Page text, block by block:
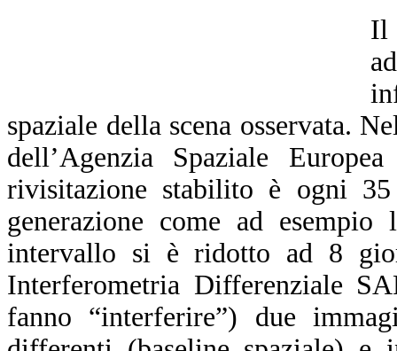
Il
spaziale della scena osservata.
dell’Agenzia Spaziale
rivisitazione stabilito è ogni
generazione come ad
intervallo si è ridotto ad 8
Interferometria Differenziale
fanno “interferire”) due